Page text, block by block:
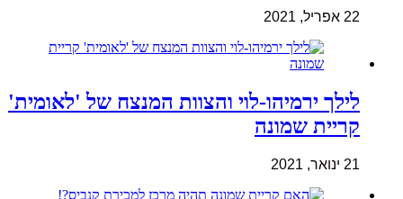
22 אפריל, 2021
לילך ירמיהו-לוי והצוות המנצח של 'לאומית'
קריית שמונה
21 ינואר, 2021